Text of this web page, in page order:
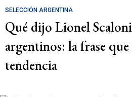
SELECCIÓN ARGENTINA
Qué dijo Lionel
argentinos: la frase
tendencia